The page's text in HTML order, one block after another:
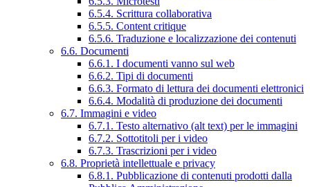
6.5.4. Scrittura collaborativa
6.5.5. Content critique
6.5.6. Traduzione e localizzazione dei contenuti
6.6. Documenti
6.6.1. I documenti vanno sul web
6.6.2. Tipi di documenti
6.6.3. Formato di lettura dei documenti elettronici
6.6.4. Modalità di produzione dei documenti
6.7. Immagini e video
6.7.1. Testo alternativo (alt text) per le immagini
6.7.2. Sottotitoli per i video
6.7.3. Trascrizioni per i video
6.8. Proprietà intellettuale e privacy
6.8.1. Pubblicazione di contenuti prodotti dalla